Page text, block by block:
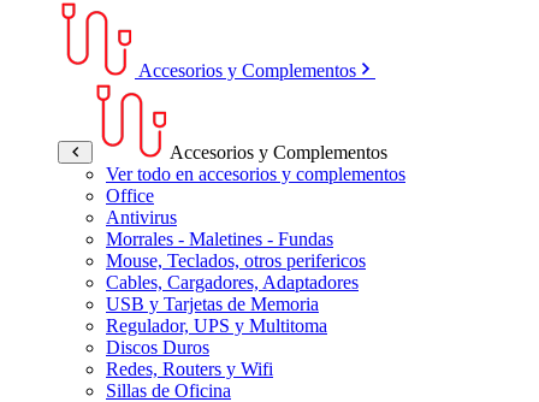
Accesorios y Complementos
Accesorios y Complementos
Ver todo en accesorios y complementos
Office
Antivirus
Morrales - Maletines - Fundas
Mouse, Teclados, otros perifericos
Cables, Cargadores, Adaptadores
USB y Tarjetas de Memoria
Regulador, UPS y Multitoma
Discos Duros
Redes, Routers y Wifi
Sillas de Oficina